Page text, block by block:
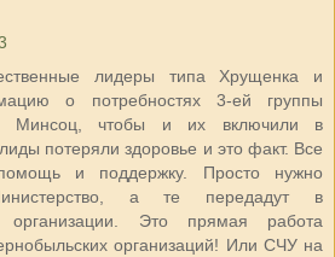
лидеры типа Хрущенка и
о потребностях 3-ей группы
в Минсоц, чтобы и их включили в
потеряли здоровье и это факт. Все
и поддержку. Просто нужно
а те передадут в
организации. Это прямая работа
организаций! Или СЧУ на